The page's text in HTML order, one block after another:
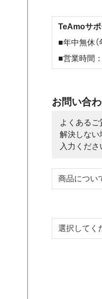
TeAmoサ
■年中無休（
■営業時間
お問い合
よくあるご
解決しない
入力くださ